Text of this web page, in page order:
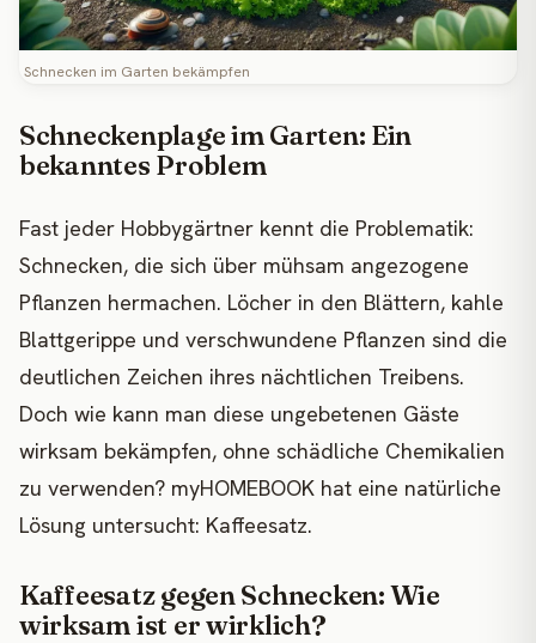
Schnecken im Garten bekämpfen
Schneckenplage im Garten: Ein
bekanntes Problem
Fast jeder Hobbygärtner kennt die Problematik:
Schnecken, die sich über mühsam angezogene
Pflanzen hermachen. Löcher in den Blättern, kahle
Blattgerippe und verschwundene Pflanzen sind die
deutlichen Zeichen ihres nächtlichen Treibens.
Doch wie kann man diese ungebetenen Gäste
wirksam bekämpfen, ohne schädliche Chemikalien
zu verwenden? myHOMEBOOK hat eine natürliche
Lösung untersucht: Kaffeesatz.
Kaffeesatz gegen Schnecken: Wie
wirksam ist er wirklich?